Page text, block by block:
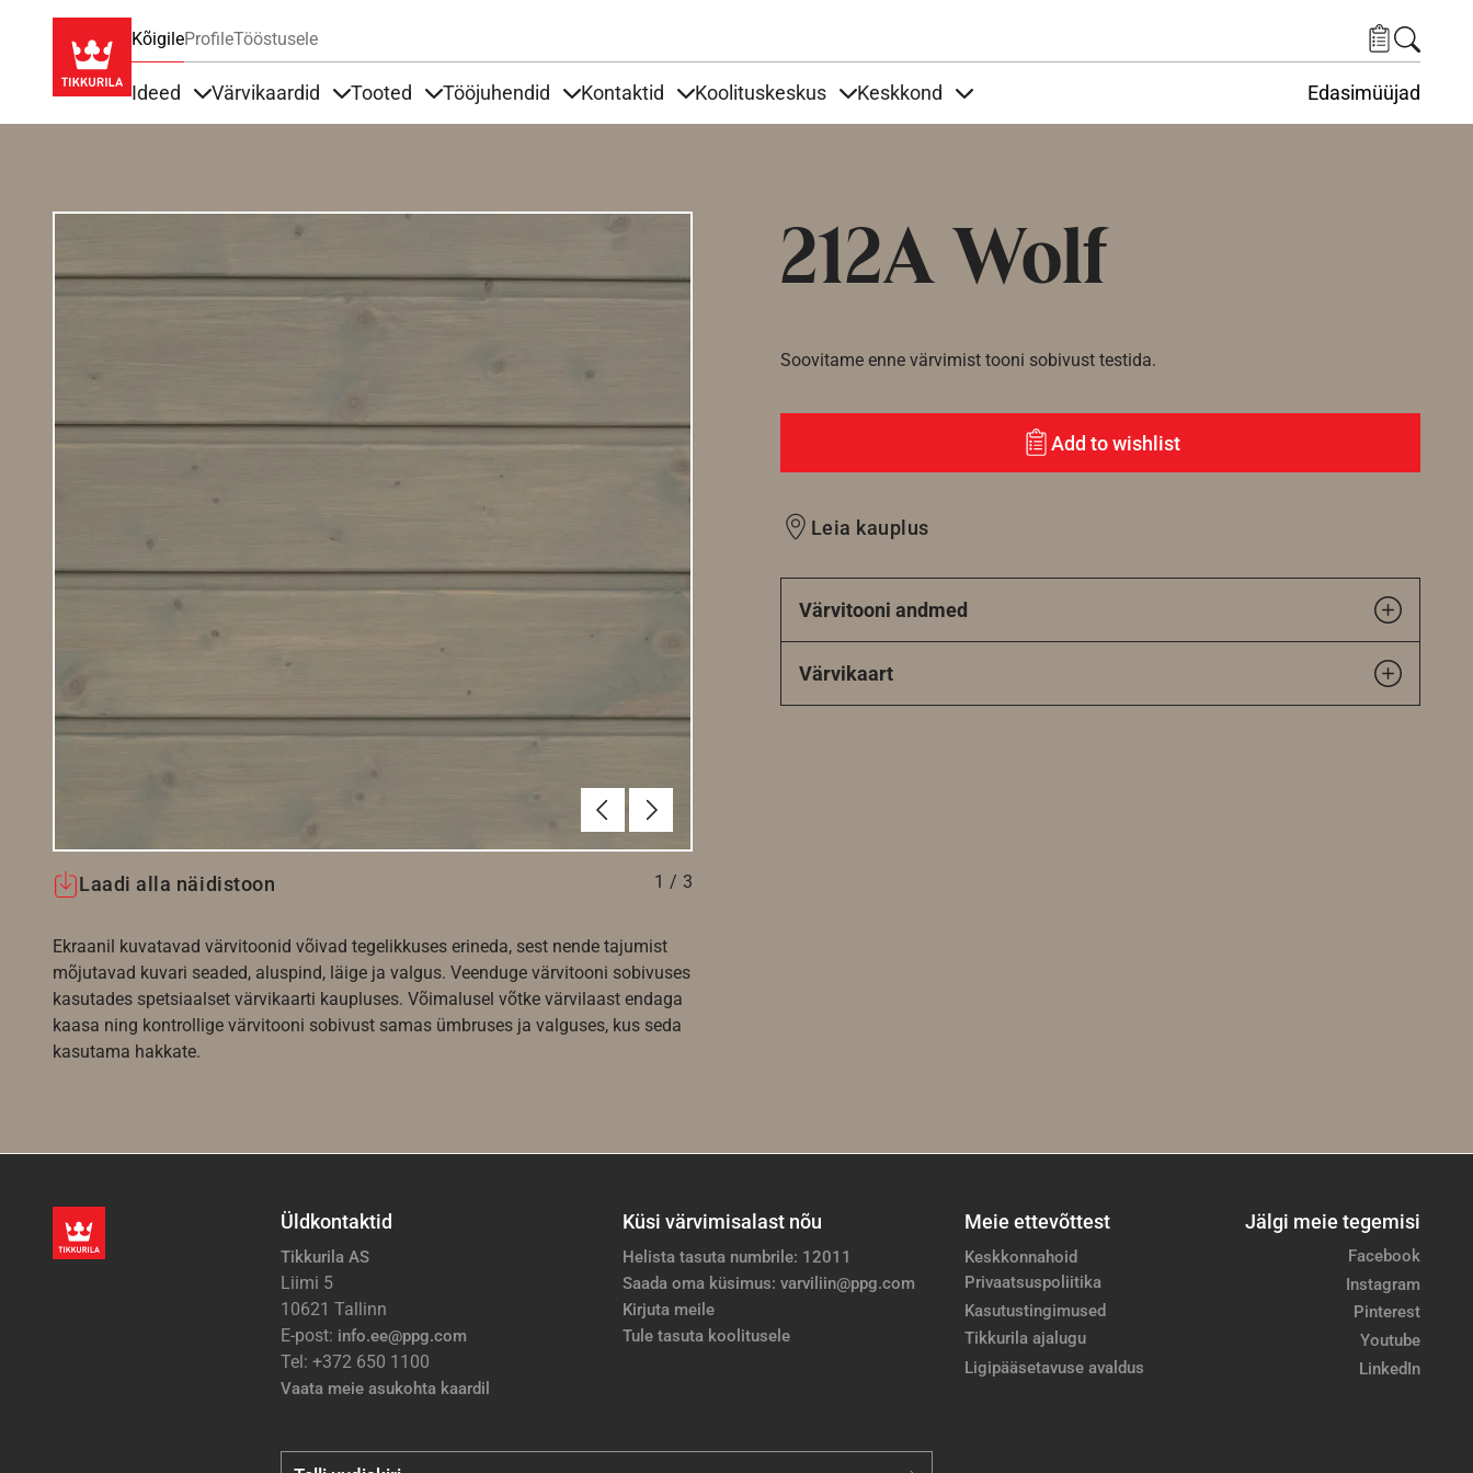
KõigileProfileTööstusele
Ideed Värvikaardid Tooted Tööjuhendid Kontaktid Koolituskeskus Keskkond Edasimüüjad
212A Wolf
EelmineJärgmine
Laadi alla näidistoon 1 / 3
Ekraanil kuvatavad värvitoonid võivad tegelikkuses erineda, sest nende tajumist
mõjutavad kuvari seaded, aluspind, läige ja valgus. Veenduge värvitooni sobivuses
kasutades spetsiaalset värvikaarti kaupluses. Võimalusel võtke värvilaast endaga
kaasa ning kontrollige värvitooni sobivust samas ümbruses ja valguses, kus seda
kasutama hakkate.
Soovitame enne värvimist tooni sobivust testida.
Add to wishlist
Leia kauplus
Värvitooni andmed
Värvikaart
Üldkontaktid
Tikkurila AS
Liimi 5
10621 Tallinn
E-post: info.ee@ppg.com
Tel: +372 650 1100
Vaata meie asukohta kaardil
Küsi värvimisalast nõu
Helista tasuta numbrile: 12011
Saada oma küsimus: varviliin@ppg.com
Kirjuta meile
Tule tasuta koolitusele
Meie ettevõttest
Keskkonnahoid
Privaatsuspoliitika
Kasutustingimused
Tikkurila ajalugu
Ligipääsetavuse avaldus
Jälgi meie tegemisi
Facebook
Instagram
Pinterest
Youtube
LinkedIn